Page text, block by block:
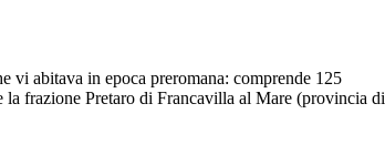
vi abitava in epoca preromana: comprende 125
frazione Pretaro di Francavilla al Mare (provincia di